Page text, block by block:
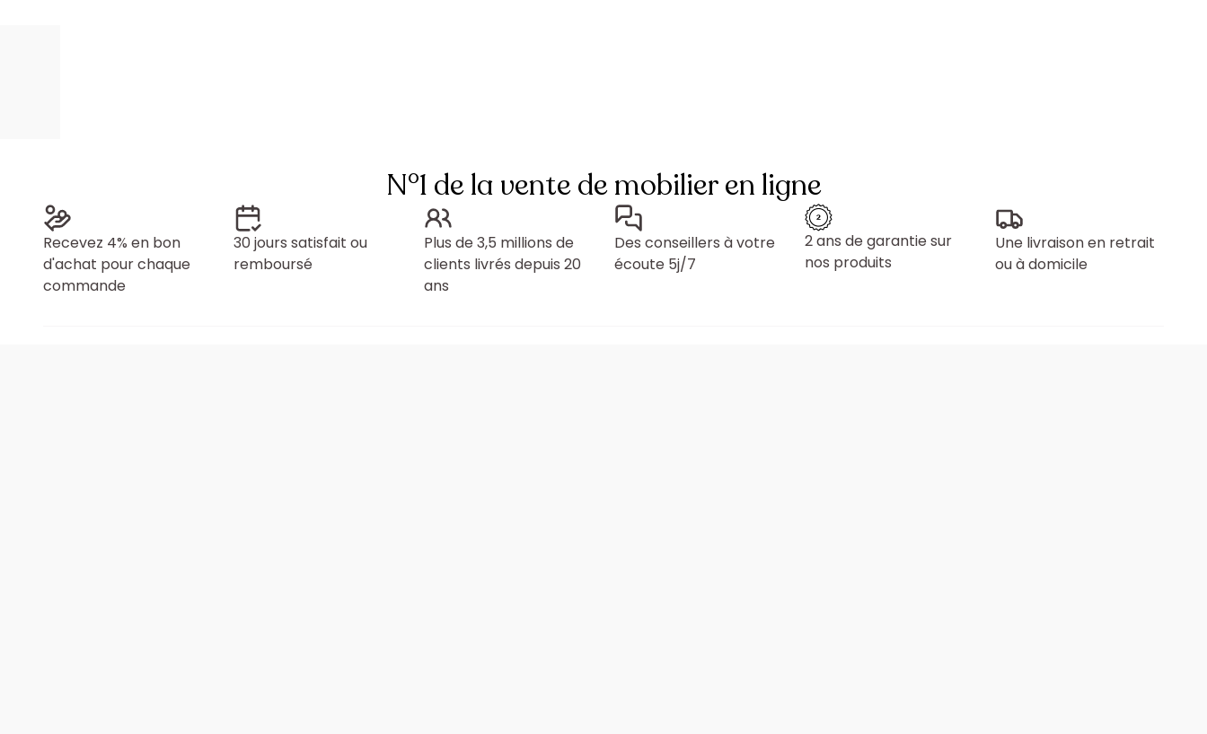
N°1 de la vente de mobilier en ligne
Recevez 4% en bon
d'achat pour chaque
commande
30 jours satisfait ou
remboursé
Plus de 3,5 millions de
clients livrés depuis 20
ans
Des conseillers à votre
écoute 5j/7
2 ans de garantie sur
nos produits
Une livraison en retrait
ou à domicile